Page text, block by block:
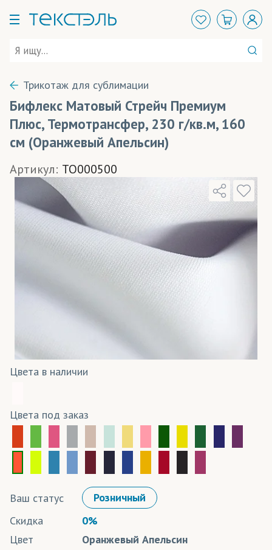
Трикотаж для сублимации
Бифлекс Матовый Стрейч Премиум
Плюс, Термотрансфер, 230 г/кв.м, 160
см (Оранжевый Апельсин)
Артикул: TO000500
Цвета в наличии
Цвета под заказ
Ваш статус
Розничный
Скидка
0%
Цвет
Оранжевый Апельсин